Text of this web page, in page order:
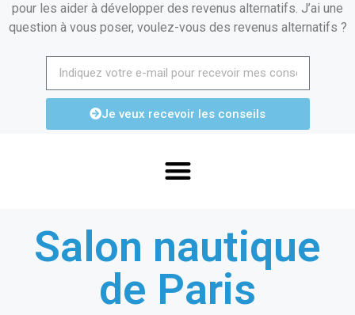
pour les aider à développer des revenus alternatifs. J’ai une
question à vous poser, voulez-vous des revenus alternatifs ?
Je veux recevoir les conseils
Salon nautique
de Paris